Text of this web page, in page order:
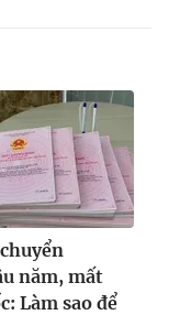
có sự chấp
phát hành lại
năm, mất
Làm sao để